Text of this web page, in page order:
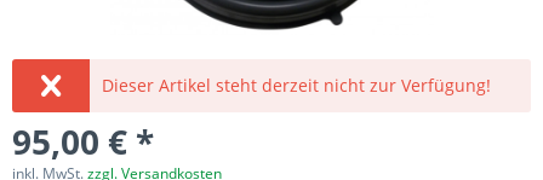
Dieser Artikel steht derzeit nicht zur Verfügung!
95,00 € *
inkl. MwSt.zzgl. Versandkosten